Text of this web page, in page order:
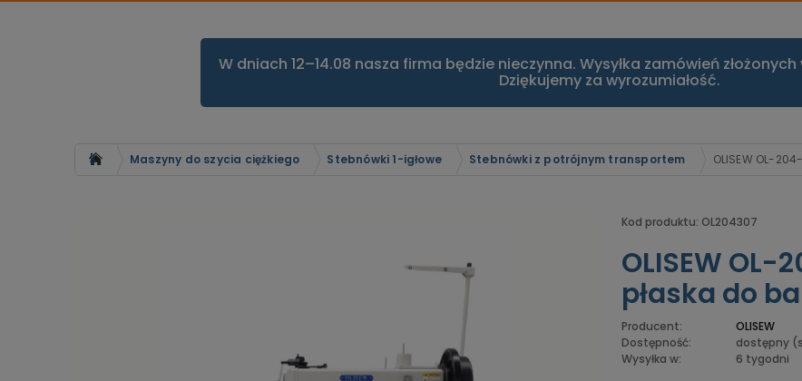
W dniach 12–14.08 nasza firma będzie nieczynna. Wysyłka zamówień
Dziękujemy za wyrozumiałość.
Strona główna Maszyny do szycia ciężkiego Stebnówki 1-igłowe Stebnówki z potrójnym transportem OLISEW OL-
Kod produktu: OL204307
OLISEW
płaska do
Producent:
OLISEW
Dostępność:
dostępny
Wysyłka w:
6 tygodni